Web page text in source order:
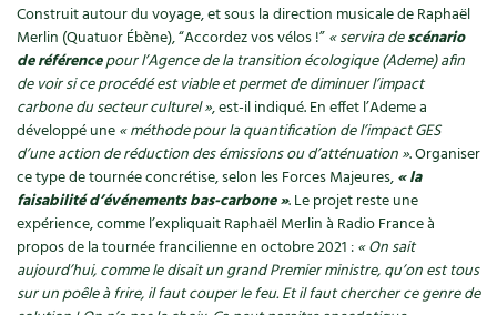
Recettes sans gluten
Recettes végétariennes et vegan
Habitat écologique
Conception et gros oeuvre
Matériaux écologiques
Énergie
Entre abonné·es
Trucs & astuces
Trocs & petites annonces
Appels à témoignage
Bonnes adresses
Construit autour du voyage, et sous la direction musicale de Raphaël
Merlin (Quatuor Ébène), “Accordez vos vélos !”« servira descénario
de référencepour l’Agence de la transition écologique (Ademe) afin
de voir si ce procédé est viable et permet de diminuer l’impact
carbone du secteur culturel », est-il indiqué. En effet l’Ademe a
développé une« méthode pour la quantification de l’impact GES
d’une action de réduction des émissions ou d’atténuation ». Organiser
ce type de tournée concrétise, selon les Forces Majeures,« la
faisabilité d’événements bas-carbone ». Le projet reste une
expérience, comme l’expliquait Raphaël Merlin à Radio France à
propos de la tournée francilienne en octobre 2021 :« On sait
aujourd’hui, comme le disait un grand Premier ministre, qu’on est tous
sur un poêle à frire, il faut couper le feu. Et il faut chercher ce genre de